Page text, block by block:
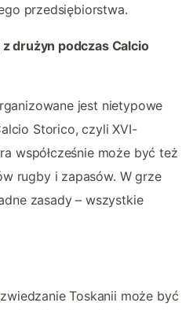
przedsiębiorstwa.
drużyn podczas Calcio
jest nietypowe
Storico, czyli XVI-
współcześnie może być też
rugby i zapasów. W grze
zasady – wszystkie
Toskanii może być